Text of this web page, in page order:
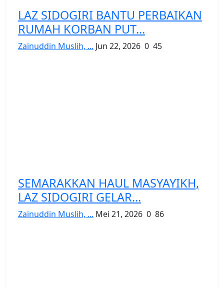
LAZ SIDOGIRI BANTU PERBAIKAN
RUMAH KORBAN PUT...
Zainuddin Muslih, ... Jun 22, 2026 0 45
SEMARAKKAN HAUL MASYAYIKH,
LAZ SIDOGIRI GELAR...
Zainuddin Muslih, ... Mei 21, 2026 0 86